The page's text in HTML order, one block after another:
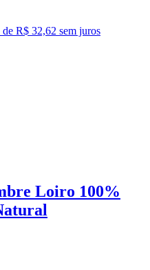
de R$ 32,62 sem juros
Loiro 100%